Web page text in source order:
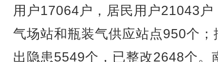
用户17064户，居民用户21043户
气场站和瓶装气供应站点950个；
出隐患5549个，已整改2648个。